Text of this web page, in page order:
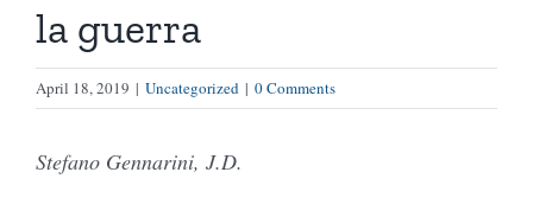
la guerra
April 18, 2019 | Uncategorized | 0 Comments
Stefano Gennarini, J.D.